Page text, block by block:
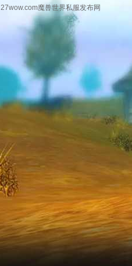
27wow.com魔兽世界私服发布网